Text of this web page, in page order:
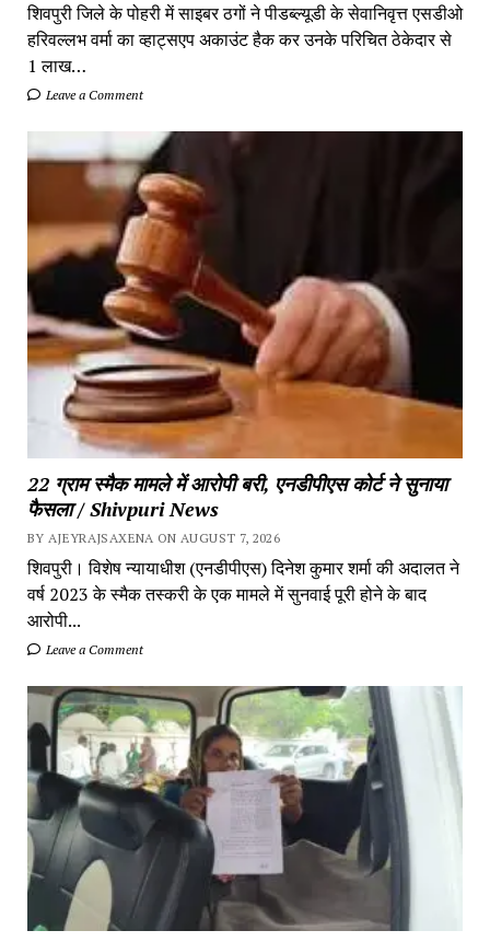
शिवपुरी जिले के पोहरी में साइबर ठगों ने पीडब्ल्यूडी के सेवानिवृत्त एसडीओ
हरिवल्लभ वर्मा का व्हाट्सएप अकाउंट हैक कर उनके परिचित ठेकेदार से
1 लाख…
Leave a Comment
22 ग्राम स्मैक मामले में आरोपी बरी, एनडीपीएस कोर्ट ने सुनाया
फैसला / Shivpuri News
BY AJEYRAJSAXENA ON AUGUST 7, 2026
शिवपुरी। विशेष न्यायाधीश (एनडीपीएस) दिनेश कुमार शर्मा की अदालत ने
वर्ष 2023 के स्मैक तस्करी के एक मामले में सुनवाई पूरी होने के बाद
आरोपी...
Leave a Comment